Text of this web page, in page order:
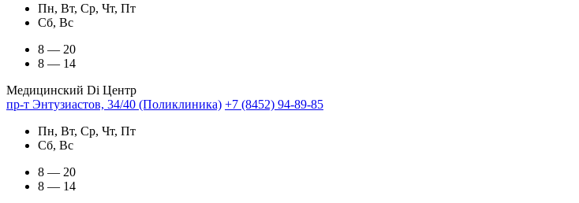
Пн, Вт, Ср, Чт, Пт
Сб, Вс
8 — 20
8 — 14
Медицинский Di Центр
пр-т Энтузиастов, 34/40 (Поликлиника) +7 (8452) 94-89-85
Пн, Вт, Ср, Чт, Пт
Сб, Вс
8 — 20
8 — 14